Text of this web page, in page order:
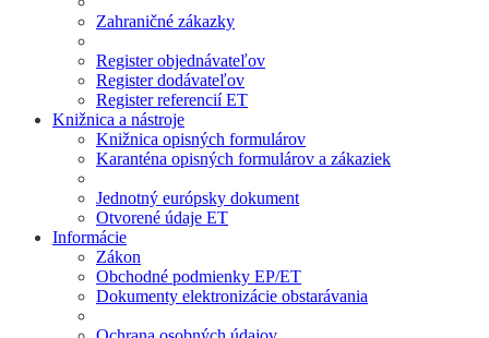
Zahraničné zákazky
Register objednávateľov
Register dodávateľov
Register referencií ET
Knižnica a nástroje
Knižnica opisných formulárov
Karanténa opisných formulárov a zákaziek
Jednotný európsky dokument
Otvorené údaje ET
Informácie
Zákon
Obchodné podmienky EP/ET
Dokumenty elektronizácie obstarávania